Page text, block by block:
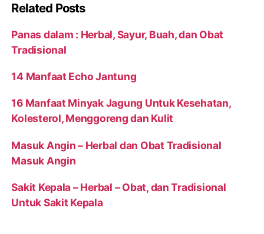
Related Posts
Panas dalam : Herbal, Sayur, Buah, dan Obat
Tradisional
14 Manfaat Echo Jantung
16 Manfaat Minyak Jagung Untuk Kesehatan,
Kolesterol, Menggoreng dan Kulit
Masuk Angin – Herbal dan Obat Tradisional
Masuk Angin
Sakit Kepala – Herbal – Obat, dan Tradisional
Untuk Sakit Kepala